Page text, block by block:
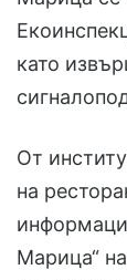
като
От
на
Марица“